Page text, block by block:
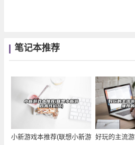
笔记本推荐
小新游戏本推荐(联想小新游 好玩的主流